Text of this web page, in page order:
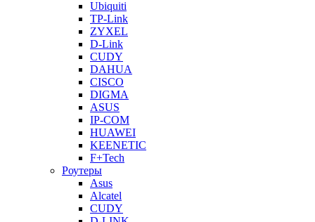
Ubiquiti
TP-Link
ZYXEL
D-Link
CUDY
DAHUA
CISCO
DIGMA
ASUS
IP-COM
HUAWEI
KEENETIC
F+Tech
Роутеры
Asus
Alcatel
CUDY